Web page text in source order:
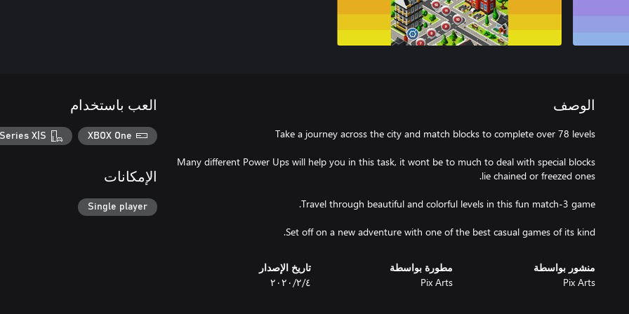
الوصف
Many different Power Ups will help you in this task, it wont be to much to deal with special blocks
Set off on a new adventure with one of the best casual games of its kind.
منشور بواسطة
Pix Arts
مطورة بواسطة
Pix Arts
تاريخ الإصدار
٤‏/٢‏/٢٠٢٠
العب باستخدام
XBOX One
X|S
الإمكانات
Single player